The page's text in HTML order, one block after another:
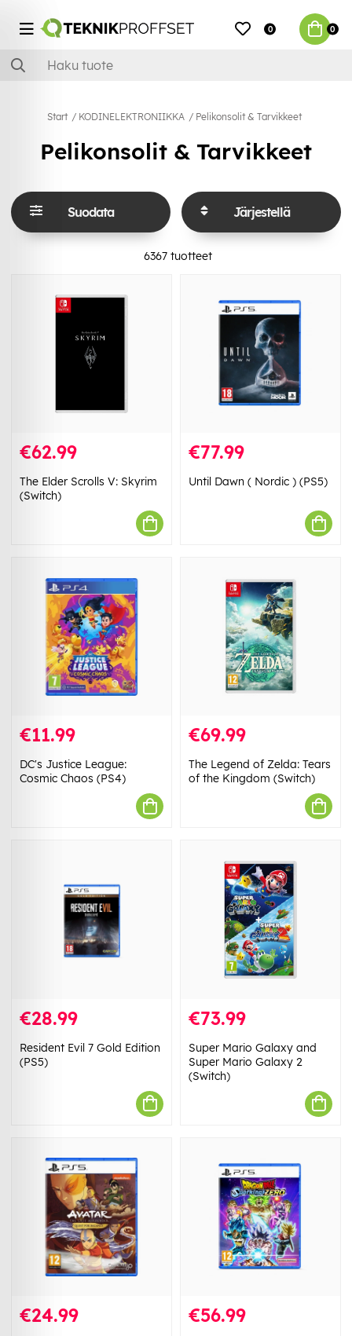
0 0
Start KODINELEKTRONIIKKA Pelikonsolit & Tarvikkeet
Pelikonsolit & Tarvikkeet
Suodata Järjestellä
6367tuotteet
€62.99
The Elder Scrolls V: Skyrim
(Switch)
€77.99
Until Dawn ( Nordic ) (PS5)
€11.99
DC's Justice League:
Cosmic Chaos (PS4)
€69.99
The Legend of Zelda: Tears
of the Kingdom (Switch)
€28.99
Resident Evil 7 Gold Edition
(PS5)
€73.99
Super Mario Galaxy and
Super Mario Galaxy 2
(Switch)
€24.99 €56.99